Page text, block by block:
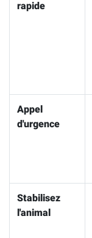
rapide
Appel
d'urgence
Stabilisez
l'animal